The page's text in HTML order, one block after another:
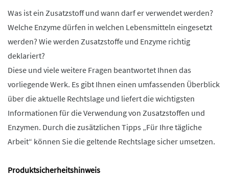
Was ist ein Zusatzstoff und wann darf er verwendet werden?
Welche Enzyme dürfen in welchen Lebensmitteln eingesetzt
werden? Wie werden Zusatzstoffe und Enzyme richtig
deklariert?
Diese und viele weitere Fragen beantwortet Ihnen das
vorliegende Werk. Es gibt Ihnen einen umfassenden Überblick
über die aktuelle Rechtslage und liefert die wichtigsten
Informationen für die Verwendung von Zusatzstoffen und
Enzymen. Durch die zusätzlichen Tipps „Für Ihre tägliche
Arbeit“ können Sie die geltende Rechtslage sicher umsetzen.
Produktsicherheitshinweis